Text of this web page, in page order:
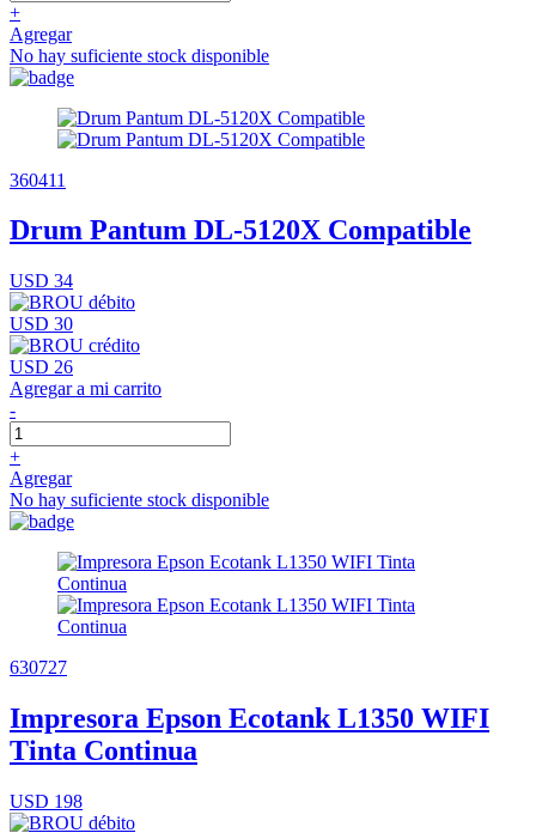
+
Agregar
No hay suficiente stock disponible
360411
Drum Pantum DL-5120X Compatible
USD 34
USD 30
USD 26
Agregar a mi carrito
-
+
Agregar
No hay suficiente stock disponible
630727
Impresora Epson Ecotank L1350 WIFI
Tinta Continua
USD 198